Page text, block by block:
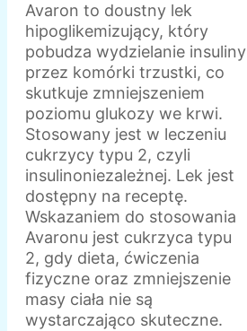
Avaron to doustny lek
hipoglikemizujący, który
pobudza wydzielanie insuliny
przez komórki trzustki, co
skutkuje zmniejszeniem
poziomu glukozy we krwi.
Stosowany jest w leczeniu
cukrzycy typu 2, czyli
insulinoniezależnej. Lek jest
dostępny na receptę.
Wskazaniem do stosowania
Avaronu jest cukrzyca typu
2, gdy dieta, ćwiczenia
fizyczne oraz zmniejszenie
masy ciała nie są
wystarczająco skuteczne.